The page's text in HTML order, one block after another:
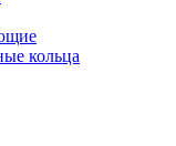
кольца